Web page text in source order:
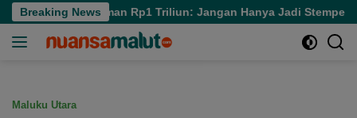
Langsung
ke
Breaking News
soal Pinjaman Rp1 Triliun: Jangan Hanya Jadi Stempel
Maluku Utara